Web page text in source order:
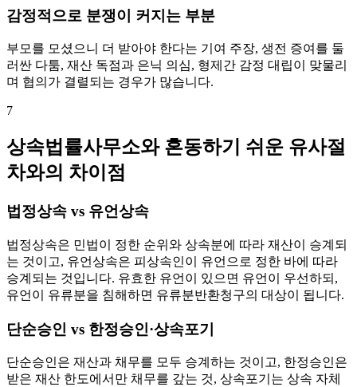
감정적으로 분쟁이 커지는 부분
부모를 모셨으니 더 받아야 한다는 기여 주장, 생전 증여를 둘
러싼 다툼, 재산 독점과 은닉 의심, 형제간 감정 대립이 맞물리
며 협의가 결렬되는 경우가 많습니다.
7
상속법률사무소와 혼동하기 쉬운 유사절
차와의 차이점
법정상속 vs 유언상속
법정상속은 민법이 정한 순위와 상속분에 따라 재산이 승계되
는 것이고, 유언상속은 피상속인이 유언으로 정한 바에 따라
승계되는 것입니다. 유효한 유언이 있으면 유언이 우선하되,
유언이 유류분을 침해하면 유류분반환청구의 대상이 됩니다.
단순승인 vs 한정승인·상속포기
단순승인은 재산과 채무를 모두 승계하는 것이고, 한정승인은
받은 재산 한도에서만 채무를 갚는 것, 상속포기는 상속 자체